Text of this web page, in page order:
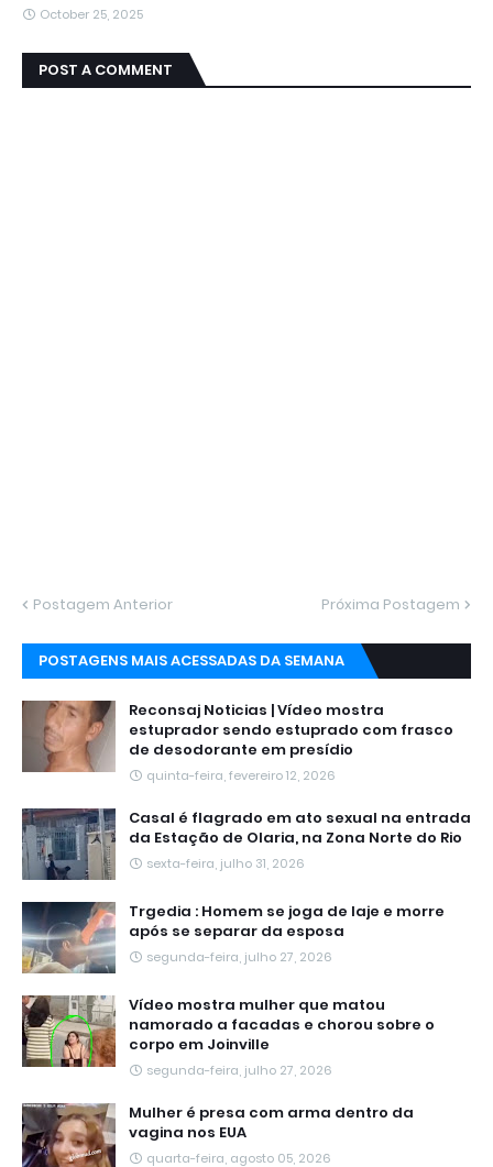
October 25, 2025
POST A COMMENT
Postagem Anterior Próxima Postagem
POSTAGENS MAIS ACESSADAS DA SEMANA
Reconsaj Noticias | Vídeo mostra
estuprador sendo estuprado com frasco
de desodorante em presídio
quinta-feira, fevereiro 12, 2026
Casal é flagrado em ato sexual na entrada
da Estação de Olaria, na Zona Norte do Rio
sexta-feira, julho 31, 2026
Trgedia : Homem se joga de laje e morre
após se separar da esposa
segunda-feira, julho 27, 2026
Vídeo mostra mulher que matou
namorado a facadas e chorou sobre o
corpo em Joinville
segunda-feira, julho 27, 2026
Mulher é presa com arma dentro da
vagina nos EUA
quarta-feira, agosto 05, 2026